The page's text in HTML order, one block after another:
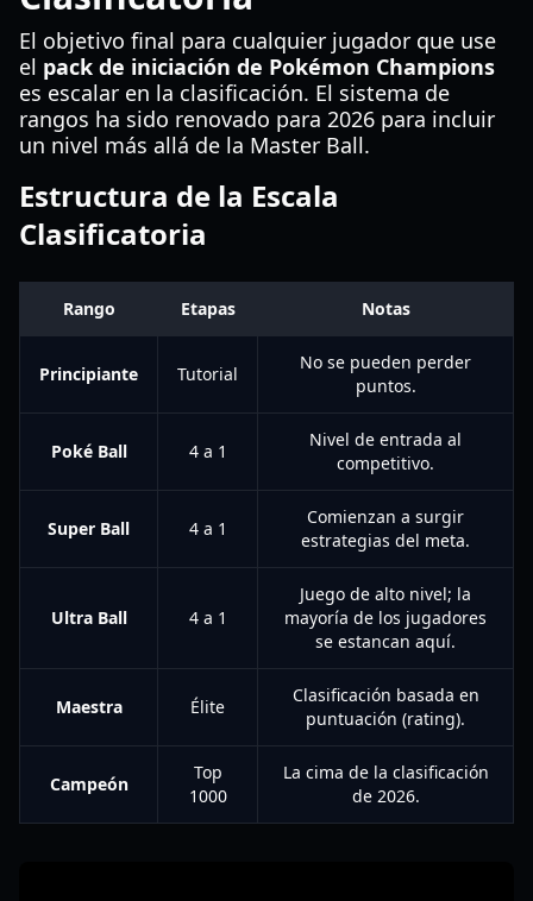
El objetivo final para cualquier jugador que use
el pack de iniciación de Pokémon Champions
es escalar en la clasificación. El sistema de
rangos ha sido renovado para 2026 para incluir
un nivel más allá de la Master Ball.
Estructura de la Escala
Clasificatoria
Rango Etapas Notas
Principiante Tutorial
No se pueden perder
puntos.
Poké Ball 4 a 1
Nivel de entrada al
competitivo.
Super Ball 4 a 1
Comienzan a surgir
estrategias del meta.
Ultra Ball 4 a 1
Juego de alto nivel; la
mayoría de los jugadores
se estancan aquí.
Maestra Élite
Clasificación basada en
puntuación (rating).
Campeón
Top
1000
La cima de la clasificación
de 2026.